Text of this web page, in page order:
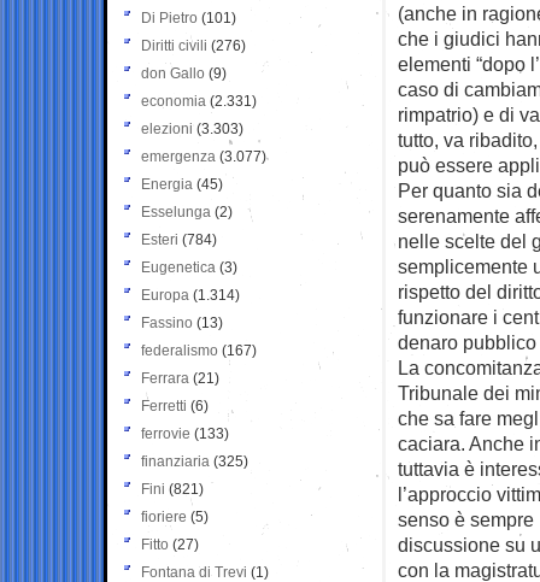
(anche in
che i giudici
elementi “dopo
caso di
rimpatrio) e di
tutto, va
può essere
Per quanto sia
serenamente
nelle scelte del
semplicemente
rispetto del
funzionare i
denaro
La
Tribunale dei
che sa fare
caciara. Anche
tuttavia è
l’approccio
senso è
discussione su
con la
Di Pietro (101)
Diritti civili (276)
don Gallo (9)
economia (2.331)
elezioni (3.303)
emergenza (3.077)
Energia (45)
Esselunga (2)
Esteri (784)
Eugenetica (3)
Europa (1.314)
Fassino (13)
federalismo (167)
Ferrara (21)
Ferretti (6)
ferrovie (133)
finanziaria (325)
Fini (821)
fioriere (5)
Fitto (27)
Fontana di Trevi (1)